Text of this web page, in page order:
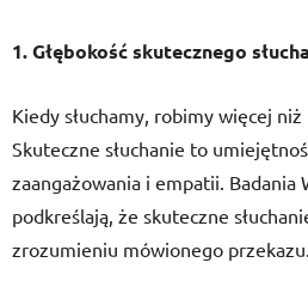
1. Głębokość skutecznego
Kiedy słuchamy, robimy więcej
Skuteczne słuchanie to
zaangażowania i empatii. Badania
podkreślają, że skuteczne
zrozumieniu mówionego przekazu.